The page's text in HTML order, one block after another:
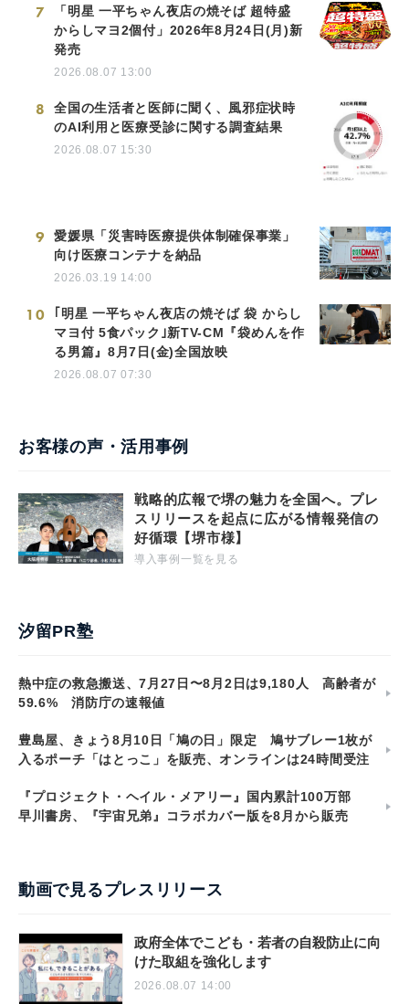
7
「明星 一平ちゃん夜店の焼そば 超特盛
からしマヨ2個付」2026年8月24日(月)新
発売
2026.08.07 13:00
8
全国の生活者と医師に聞く、風邪症状時
のAI利用と医療受診に関する調査結果
2026.08.07 15:30
9
愛媛県「災害時医療提供体制確保事業」
向け医療コンテナを納品
2026.03.19 14:00
10
｢明星 一平ちゃん夜店の焼そば 袋 からし
マヨ付 5食パック｣新TV-CM『袋めんを作
る男篇』8月7日(金)全国放映
2026.08.07 07:30
お客様の声・活用事例
戦略的広報で堺の魅力を全国へ。プレ
スリリースを起点に広がる情報発信の
好循環【堺市様】
導入事例一覧を見る
汐留PR塾
熱中症の救急搬送、7月27日〜8月2日は9,180人 高齢者が
59.6% 消防庁の速報値
豊島屋、きょう8月10日「鳩の日」限定 鳩サブレー1枚が
入るポーチ「はとっこ」を販売、オンラインは24時間受注
『プロジェクト・ヘイル・メアリー』国内累計100万部
早川書房、『宇宙兄弟』コラボカバー版を8月から販売
動画で見るプレスリリース
政府全体でこども・若者の自殺防止に向
けた取組を強化します
2026.08.07 14:00